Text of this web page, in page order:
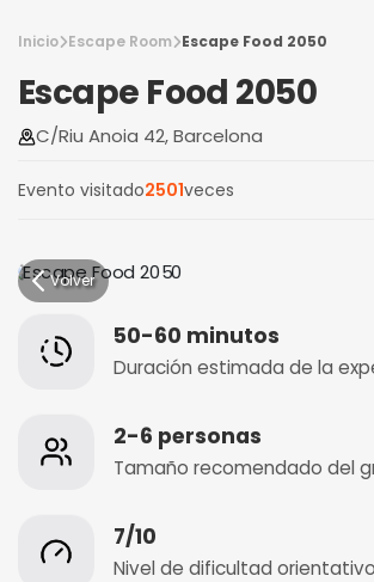
Inicio Escape Room Escape Food 2050
Escape Food 2050
C/Riu Anoia 42, Barcelona
Evento visitado2501veces
Volver
50-60 minutos
Duración estimada de la
2-6 personas
Tamaño recomendado del
7/10
Nivel de dificultad orientativo